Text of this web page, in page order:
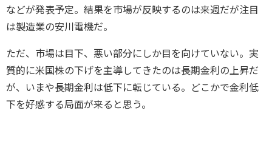
などが発表予定。結果を市場が反映するのは来週だが注目
は製造業の安川電機だ。
ただ、市場は目下、悪い部分にしか目を向けていない。実
質的に米国株の下げを主導してきたのは長期金利の上昇だ
が、いまや長期金利は低下に転じている。どこかで金利低
下を好感する局面が来ると思う。